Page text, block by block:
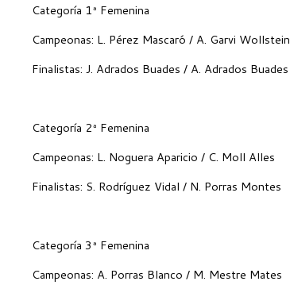
Categoría 1ª Femenina
Campeonas: L. Pérez Mascaró / A. Garvi Wollstein
Finalistas: J. Adrados Buades / A. Adrados Buades
Categoría 2ª Femenina
Campeonas: L. Noguera Aparicio / C. Moll Alles
Finalistas: S. Rodríguez Vidal / N. Porras Montes
Categoría 3ª Femenina
Campeonas: A. Porras Blanco / M. Mestre Mates